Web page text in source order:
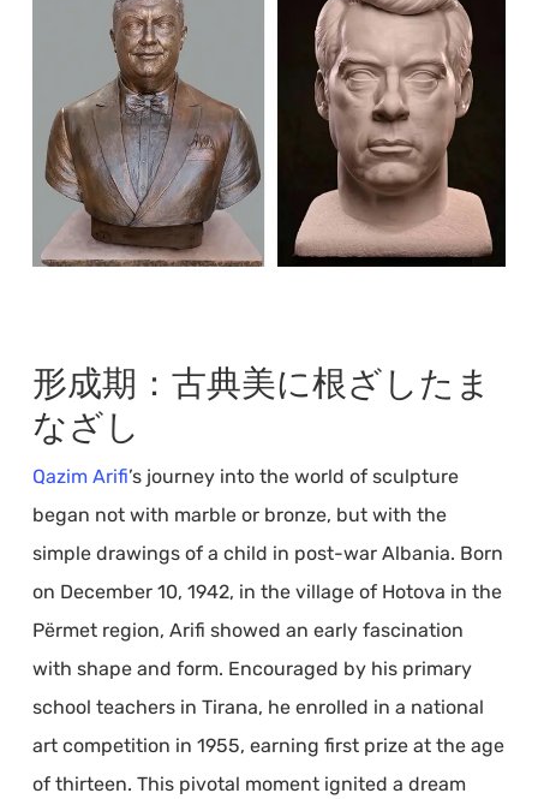
形成期：古典美に根ざしたま
なざし
Qazim Arifi’s journey into the world of sculpture
began not with marble or bronze, but with the
simple drawings of a child in post-war Albania. Born
on December 10, 1942, in the village of Hotova in the
Përmet region, Arifi showed an early fascination
with shape and form. Encouraged by his primary
school teachers in Tirana, he enrolled in a national
art competition in 1955, earning first prize at the age
of thirteen. This pivotal moment ignited a dream